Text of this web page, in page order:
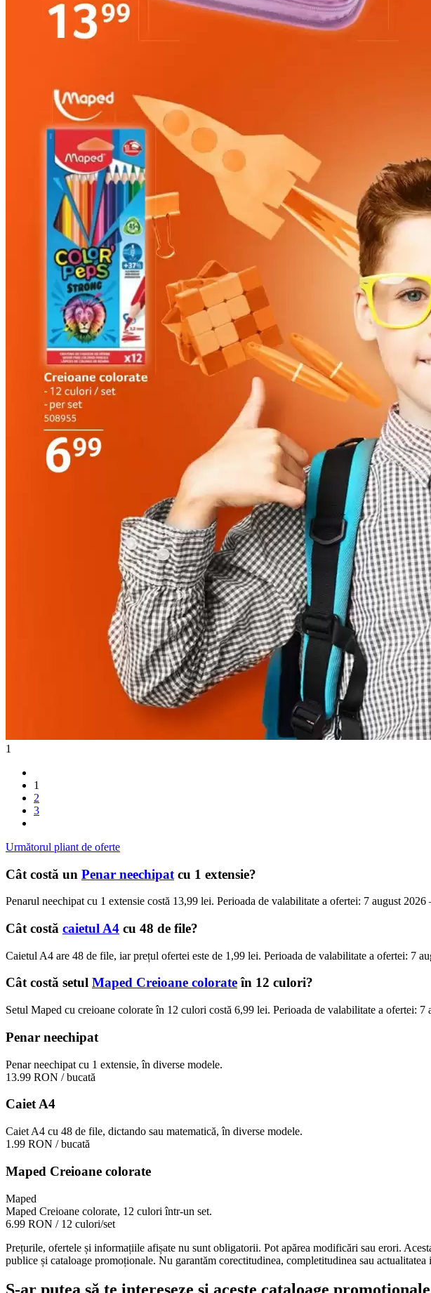
1
1
2
3
Următorul pliant de oferte
Cât costă un Penar neechipat cu 1 extensie?
Penarul neechipat cu 1 extensie costă 13,99 lei. Perioada de valabilitate a ofertei: 7 august 2026
Cât costă caietul A4 cu 48 de file?
Caietul A4 are 48 de file, iar prețul ofertei este de 1,99 lei. Perioada de valabilitate a ofertei: 7
Cât costă setul Maped Creioane colorateîn 12 culori?
Setul Maped cu creioane colorate în 12 culori costă 6,99 lei. Perioada de valabilitate a ofertei: 7
Penar neechipat
Penar neechipat cu 1 extensie, în diverse modele.
13.99 RON / bucată
Caiet A4
Caiet A4 cu 48 de file, dictando sau matematică, în diverse modele.
1.99 RON / bucată
Maped Creioane colorate
Maped
Maped Creioane colorate, 12 culori într-un set.
6.99 RON / 12 culori/set
Prețurile, ofertele și informațiile afișate nu sunt obligatorii. Pot apărea modificări sau erori.
publice și cataloage promoționale. Nu garantăm corectitudinea, completitudinea sau